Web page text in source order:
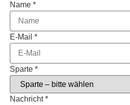
Name *
E-Mail *
Sparte *
Nachricht*